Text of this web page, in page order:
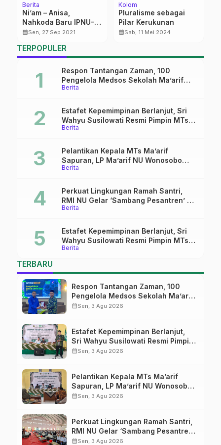
Berita
Ni’am – Anisa,
Nahkoda Baru IPNU-
IPPNU Tlogowungu
calendar_monthSen, 27 Sep 2021
Kolom
Pluralisme sebagai
Pilar Kerukunan
calendar_monthSab, 11 Mei 2024
TERPOPULER
Berita
Respon Tantangan Zaman, 100
Pengelola Medsos Sekolah Ma’arif
Pekalongan Ikuti Pelatihan Literasi
Berita
Estafet Kepemimpinan Berlanjut, Sri
Wahyu Susilowati Resmi Pimpin MTs
Ma’arif Sapuran
Berita
Pelantikan Kepala MTs Ma’arif
Sapuran, LP Ma’arif NU Wonosobo
Tekankan Lima Amanah
Berita
Perkuat Lingkungan Ramah Santri,
RMI NU Gelar ‘Sambang Pesantren’ di
Pati
Berita
Estafet Kepemimpinan Berlanjut, Sri
Wahyu Susilowati Resmi Pimpin MTs
Ma’arif Sapuran
TERBARU
Respon Tantangan Zaman, 100
Pengelola Medsos Sekolah Ma’arif
Pekalongan Ikuti Pelatihan Literasi
calendar_monthSen, 3 Agu 2026
Estafet Kepemimpinan Berlanjut,
Sri Wahyu Susilowati Resmi Pimpin
MTs Ma’arif Sapuran
calendar_monthSen, 3 Agu 2026
Pelantikan Kepala MTs Ma’arif
Sapuran, LP Ma’arif NU Wonosobo
Tekankan Lima Amanah
calendar_monthSen, 3 Agu 2026
Perkuat Lingkungan Ramah Santri,
RMI NU Gelar ‘Sambang Pesantren’
di Pati
calendar_monthSen, 3 Agu 2026